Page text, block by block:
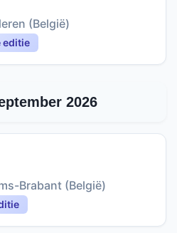
(België)
editie
2026
Brabant (België)